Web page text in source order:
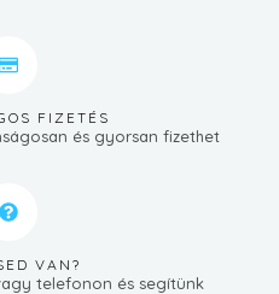
FIZETÉS
és gyorsan fizethet
VAN?
telefonon és segítünk